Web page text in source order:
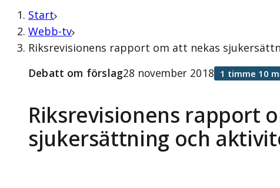
Start
Webb-tv
Riksrevisionens rapport om att nekas
Riksrevisionens rapport
sjukersättning och
Debatt om förslag28 november 2018 1 timme 10